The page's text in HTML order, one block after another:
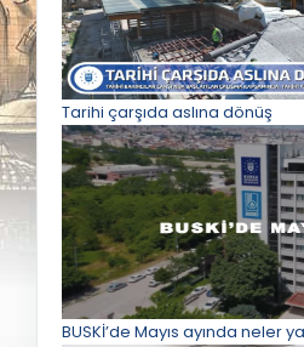
Tarihi çarşıda aslına dönüş
BUSKİ’de Mayıs ayında neler